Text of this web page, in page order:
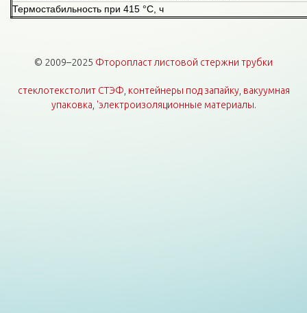
Термостабильность при 415 °С, ч
© 2009–2025 Фторопласт листовой стержни трубки
стеклотекстолит СТЭФ, контейнеры под запайку, вакуумная
упаковка, 'электроизоляционные материалы.